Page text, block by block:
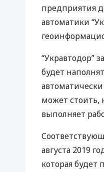
предприятия
автоматики
“Укравтодор”
будет
может стоить,
выполняет
августа 2019
которая будет